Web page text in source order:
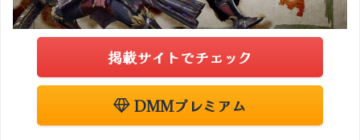
掲載サイトでチェック
DMMプレミアム